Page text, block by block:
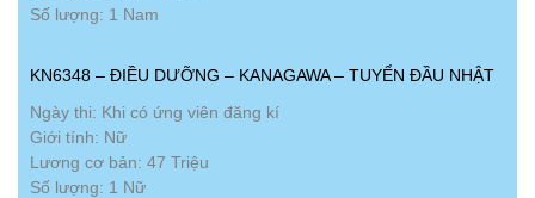
Số lượng: 1 Nam
KN6348 – ĐIỀU DƯỠNG – KANAGAWA – TUYỂN ĐẦU NHẬT
Ngày thi: Khi có ứng viên đăng kí
Giới tính: Nữ
Lương cơ bản: 47 Triệu
Số lượng: 1 Nữ